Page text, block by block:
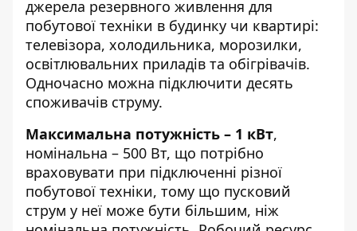
джерела резервного живлення для
побутової техніки в будинку чи квартирі:
телевізора, холодильника, морозилки,
освітлювальних приладів та обігрівачів.
Одночасно можна підключити десять
споживачів струму.
Максимальна потужність – 1 кВт,
номінальна – 500 Вт, що потрібно
враховувати при підключенні різної
побутової техніки, тому що пусковий
струм у неї може бути більшим, ніж